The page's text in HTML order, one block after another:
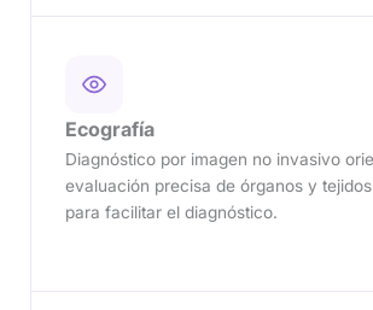
Ecografía
Diagnóstico por imagen no invasivo
evaluación precisa de órganos y
para facilitar el diagnóstico.